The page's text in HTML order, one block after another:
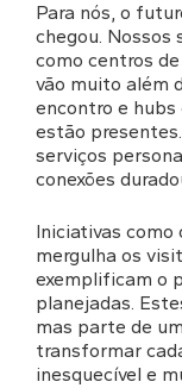
Para nós, o
chegou. Nossos
como centros
vão muito além
encontro e hubs
estão
serviços
conexões
Iniciativas como
mergulha os
exemplificam o
planejadas.
mas parte de
transformar
inesquecível e